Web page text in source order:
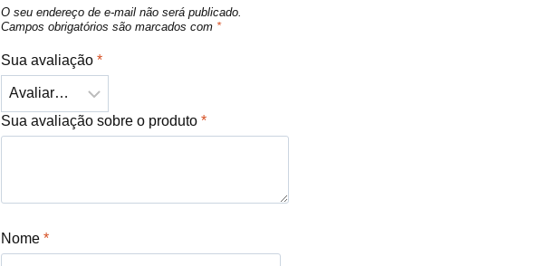
O seu endereço de e-mail não será publicado.
Campos obrigatórios são marcados com *
Sua avaliação*
Sua avaliação sobre o produto*
Nome*